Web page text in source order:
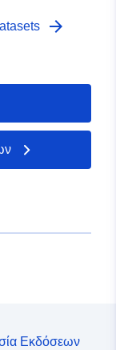
arrow_forward
Εκδόσεων